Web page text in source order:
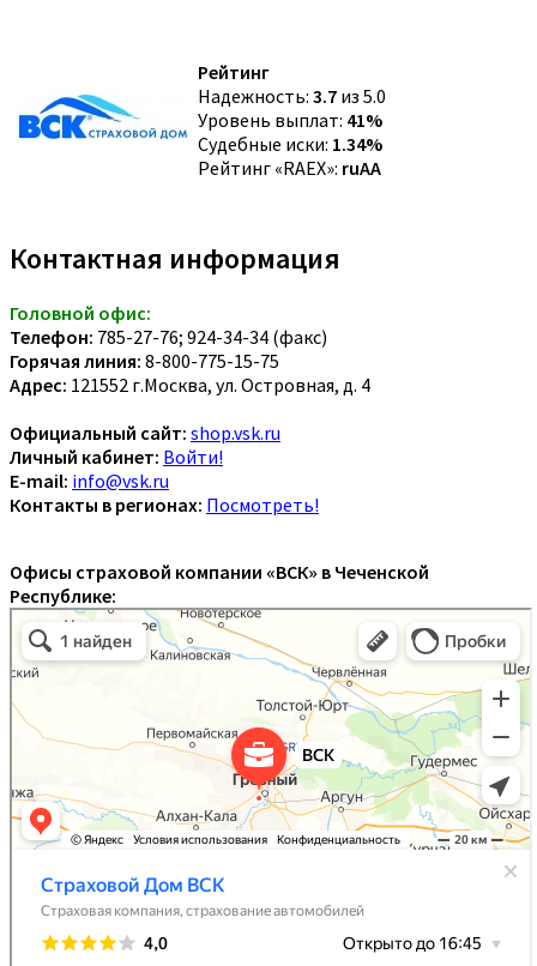
Рейтинг
Надежность: 3.7 из 5.0
Уровень выплат: 41%
Судебные иски: 1.34%
Рейтинг «RAEX»: ruAA
Контактная информация
Головной офис:
Телефон: 785-27-76; 924-34-34 (факс)
Горячая линия: 8-800-775-15-75
Адрес: 121552 г.Москва, ул. Островная, д. 4
Официальный сайт: shop.vsk.ru
Личный кабинет: Войти!
E-mail: info@vsk.ru
Контакты в регионах: Посмотреть!
Офисы страховой компании «ВСК» в Чеченской
Республике: